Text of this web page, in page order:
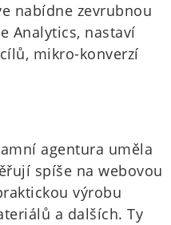
nabídne zevrubnou
Analytics, nastaví
mikro-konverzí
agentura uměla
spíše na webovou
výrobu
a dalších. Ty